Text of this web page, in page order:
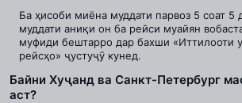
Ба ҳисоби миёна муддати парвоз 5 соат 5
муддати аниқи он ба рейси муайян
муфиди бештарро дар бахши «Иттилооти
рейсҳо» ҷустуҷӯ кунед.
Байни Хуҷанд ва Санкт-Петербург
аст?